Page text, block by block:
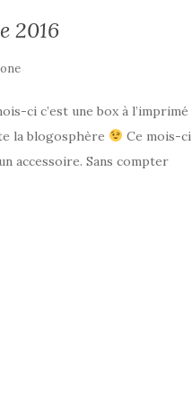
2016
ci c’est une box à l’imprimé
la blogosphère
Ce mois-ci
accessoire. Sans compter